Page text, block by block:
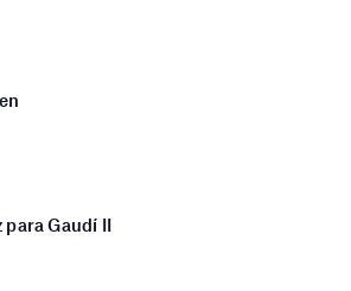
para Gaudí II